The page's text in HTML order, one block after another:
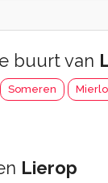
buurt van
Someren Mierlo
Lierop